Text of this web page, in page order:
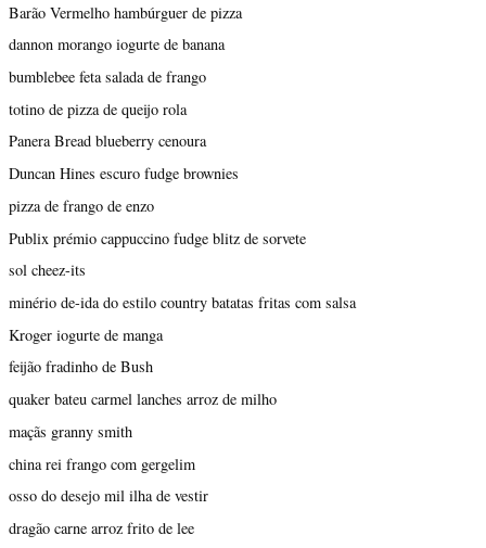
Barão Vermelho hambúrguer de pizza
dannon morango iogurte de banana
bumblebee feta salada de frango
totino de pizza de queijo rola
Panera Bread blueberry cenoura
Duncan Hines escuro fudge brownies
pizza de frango de enzo
Publix prémio cappuccino fudge blitz de sorvete
sol cheez-its
minério de-ida do estilo country batatas fritas com salsa
Kroger iogurte de manga
feijão fradinho de Bush
quaker bateu carmel lanches arroz de milho
maçãs granny smith
china rei frango com gergelim
osso do desejo mil ilha de vestir
dragão carne arroz frito de lee